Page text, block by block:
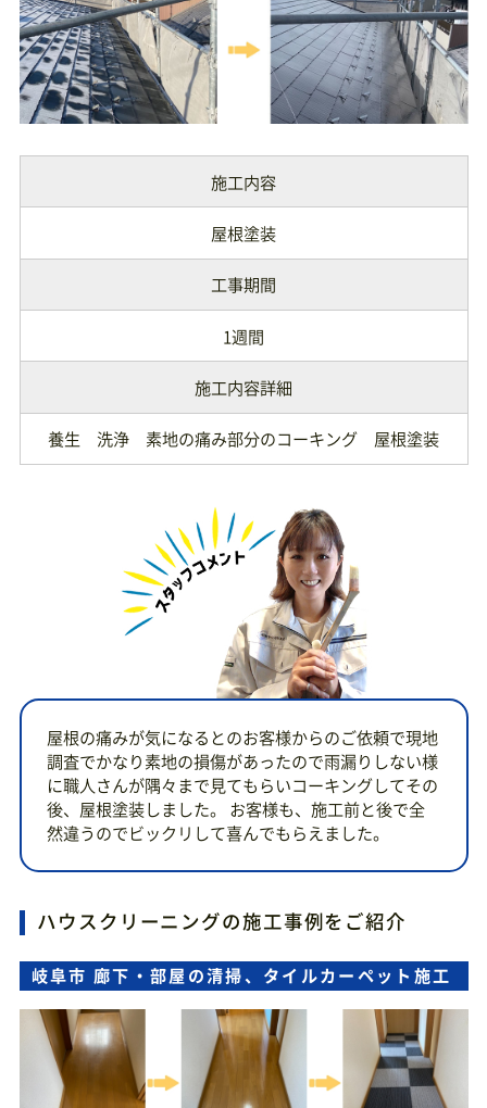
施工内容
屋根塗装
工事期間
1週間
施工内容詳細
養生 洗浄 素地の痛み部分のコーキング 屋根塗装
屋根の痛みが気になるとのお客様からのご依頼で現地
調査でかなり素地の損傷があったので雨漏りしない様
に職人さんが隅々まで見てもらいコーキングしてその
後、屋根塗装しました。 お客様も、施工前と後で全
然違うのでビックリして喜んでもらえました。
ハウスクリーニングの施工事例をご紹介
岐阜市 廊下・部屋の清掃、タイルカーペット施工